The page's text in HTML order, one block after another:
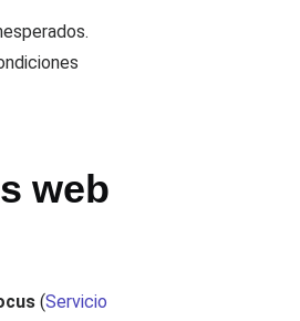
web
(Servicio